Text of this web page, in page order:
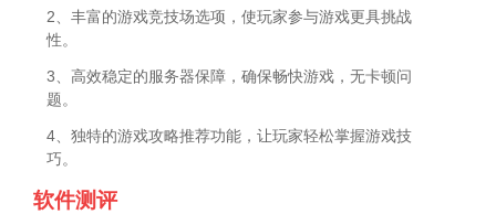
2、丰富的游戏竞技场选项，使玩家参与游戏更具挑战
性。
3、高效稳定的服务器保障，确保畅快游戏，无卡顿问
题。
4、独特的游戏攻略推荐功能，让玩家轻松掌握游戏技
巧。
软件测评